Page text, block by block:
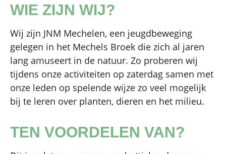
WIE ZIJN WIJ?
Wij zijn JNM Mechelen, een jeugdbeweging
gelegen in het Mechels Broek die zich al jaren
lang amuseert in de natuur. Zo proberen wij
tijdens onze activiteiten op zaterdag samen met
onze leden op spelende wijze zo veel mogelijk
bij te leren over planten, dieren en het milieu.
TEN VOORDELEN VAN?